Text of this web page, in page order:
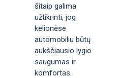
šitaip galima
užtikrinti, jog
kelionėse
automobiliu būtų
aukščiausio lygio
saugumas ir
komfortas.